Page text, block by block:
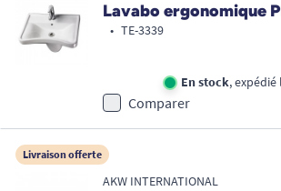
Lavabo ergonomique
• TE-3339
En stock,
Comparer
Livraison offerte
AKW INTERNATIONAL